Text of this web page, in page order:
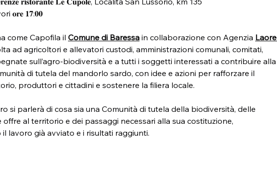
𝐨𝐫𝐞 𝟏𝟕:𝟎𝟎
come Capofila il Comune di Baressa in collaborazione con Agenzia Laore
ad agricoltori e allevatori custodi, amministrazioni comunali, comitati,
sull’agro-biodiversità e a tutti i soggetti interessati a contribuire alla
di tutela del mandorlo sardo, con idee e azioni per rafforzare il
produttori e cittadini e sostenere la filiera locale.
si parlerà di cosa sia una Comunità di tutela della biodiversità, delle
al territorio e dei passaggi necessari alla sua costituzione,
lavoro già avviato e i risultati raggiunti.